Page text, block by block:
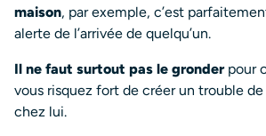
maison, par exemple, c’est
alerte de l’arrivée de quelqu’un.
Il ne faut surtout pas le gronderpour
vous risquez fort de créer un trouble
chez lui.